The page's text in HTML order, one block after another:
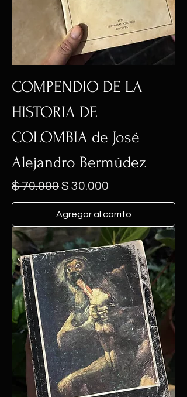
COMPENDIO DE LA
HISTORIA DE
COLOMBIA de José
Alejandro Bermúdez
Precio
$ 70.000Precio de oferta
$ 30.000
Agregar al carrito